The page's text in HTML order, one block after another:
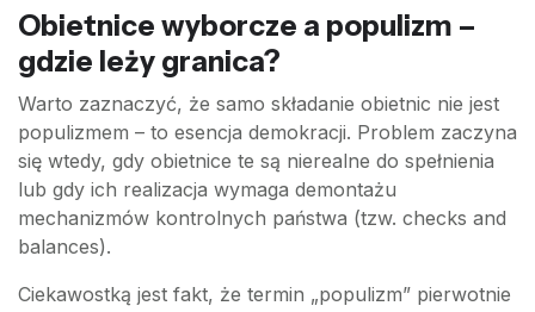
Obietnice wyborcze a populizm –
gdzie leży granica?
Warto zaznaczyć, że samo składanie obietnic nie jest
populizmem – to esencja demokracji. Problem zaczyna
się wtedy, gdy obietnice te są nierealne do spełnienia
lub gdy ich realizacja wymaga demontażu
mechanizmów kontrolnych państwa (tzw. checks and
balances).
Ciekawostką jest fakt, że termin „populizm” pierwotnie